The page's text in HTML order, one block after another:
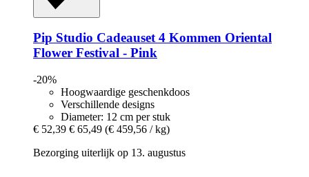
Pip Studio Cadeauset 4 Kommen Oriental
Flower Festival -​ Pink
-20%
Hoogwaardige geschenkdoos
Verschillende designs
Diameter: 12 cm per stuk
€ 52,39 € 65,49 (€ 459,56 / kg)
Bezorging uiterlijk op 13. augustus